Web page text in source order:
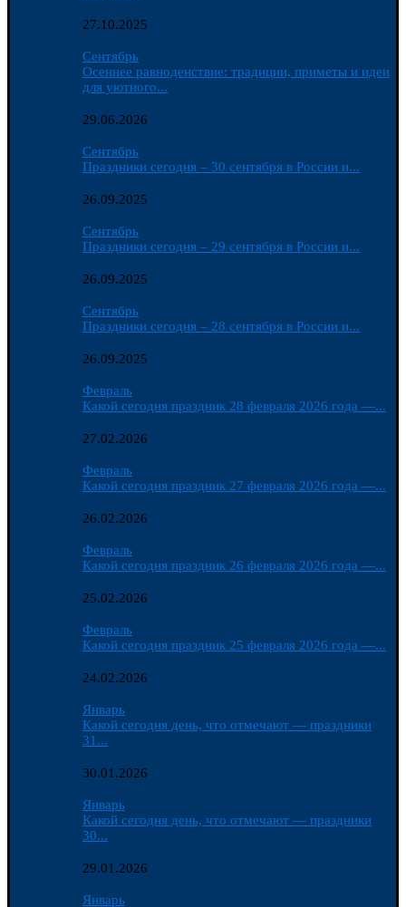
27.10.2025
Сентябрь
Осеннее равноденствие: традиции, приметы и идеи
для уютного...
29.06.2026
Сентябрь
Праздники сегодня – 30 сентября в России и...
26.09.2025
Сентябрь
Праздники сегодня – 29 сентября в России и...
26.09.2025
Сентябрь
Праздники сегодня – 28 сентября в России и...
26.09.2025
Февраль
Какой сегодня праздник 28 февраля 2026 года —...
27.02.2026
Февраль
Какой сегодня праздник 27 февраля 2026 года —...
26.02.2026
Февраль
Какой сегодня праздник 26 февраля 2026 года —...
25.02.2026
Февраль
Какой сегодня праздник 25 февраля 2026 года —...
24.02.2026
Январь
Какой сегодня день, что отмечают — праздники
31...
30.01.2026
Январь
Какой сегодня день, что отмечают — праздники
30...
29.01.2026
Январь